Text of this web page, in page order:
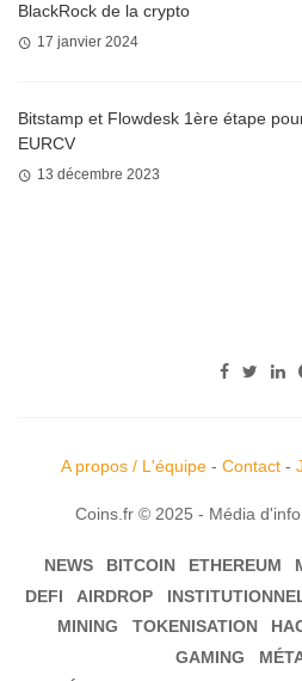
BlackRock de la crypto
17 janvier 2024
Bitstamp et Flowdesk 1ère étape
EURCV
13 décembre 2023
A propos / L'équipe- Contact-
Coins.fr © 2025 - Média
NEWS BITCOIN ETHEREUM
DEFI
AIRDROP
MINING
TOKENISATION
GAMING